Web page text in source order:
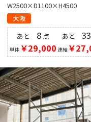
W2500×D1100×H4500
大阪
あと 8 点
単体 ￥29,000
あと33
連結￥